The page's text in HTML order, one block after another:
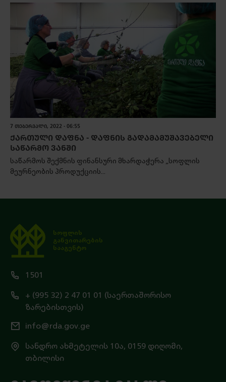
7 ᲗᲔᲑᲔᲠᲕᲐᲚᲘ, 2022 - 06:55
ᲥᲐᲠᲗᲣᲚᲘ ᲓᲐᲤᲜᲐ - ᲓᲐᲤᲜᲘᲡ ᲒᲐᲓᲐᲛᲐᲛᲣᲨᲐᲕᲔᲑᲔᲚᲘ
ᲡᲐᲬᲐᲠᲛᲝ ᲕᲐᲜᲨᲘ
საწარმოს შექმნის ფინანსური მხარდაჭერა „სოფლის
მეურნეობის პროდუქციის...
სოფლის
განვითარების
სააგენტო
1501
+ (995 32) 2 47 01 01 (საერთაშორისო
ზარებისთვის)
info@rda.gov.ge
სანდრო ახმეტელის 10ა, 0159 დიღომი,
თბილისი